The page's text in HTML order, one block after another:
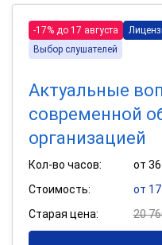
-17% до 17 августа
Выбор слушателей
Актуальные
современной
организацией
Кол-во часов:
от
Стоимость:
от 17
Старая цена:
20